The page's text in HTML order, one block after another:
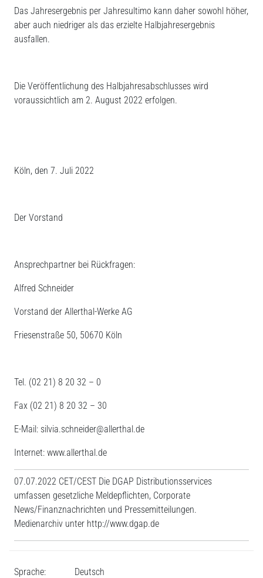
Das Jahresergebnis per Jahresultimo kann daher sowohl höher,
aber auch niedriger als das erzielte Halbjahresergebnis
ausfallen.
Die Veröffentlichung des Halbjahresabschlusses wird
voraussichtlich am 2. August 2022 erfolgen.
Köln, den 7. Juli 2022
Der Vorstand
Ansprechpartner bei Rückfragen:
Alfred Schneider
Vorstand der Allerthal-Werke AG
Friesenstraße 50, 50670 Köln
Tel. (02 21) 8 20 32 – 0
Fax (02 21) 8 20 32 – 30
E-Mail: silvia.schneider@allerthal.de
Internet: www.allerthal.de
07.07.2022 CET/CEST Die DGAP Distributionsservices
umfassen gesetzliche Meldepflichten, Corporate
News/Finanznachrichten und Pressemitteilungen.
Medienarchiv unter http://www.dgap.de
Sprache: Deutsch